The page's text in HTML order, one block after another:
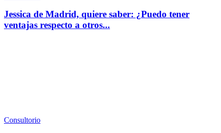
Jessica de Madrid, quiere saber: ¿Puedo tener
ventajas respecto a otros...
Consultorio